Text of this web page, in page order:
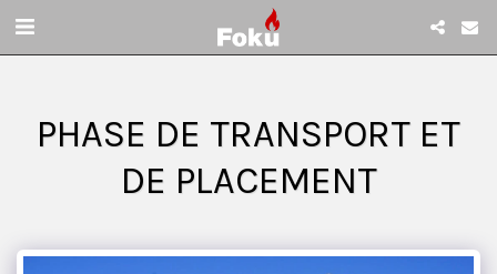
PHASE DE TRANSPORT ET
DE PLACEMENT